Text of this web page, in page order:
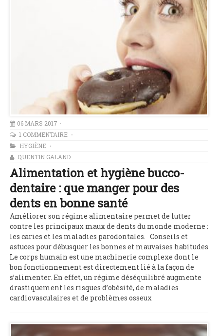
06 MARS 2017
1 COMMENTAIRE
HYGIÈNE
QUENTIN GALAND
Alimentation et hygiène bucco-
dentaire : que manger pour des
dents en bonne santé
Améliorer son régime alimentaire permet de lutter
contre les principaux maux de dents du monde moderne :
les caries et les maladies parodontales. Conseils et
astuces pour débusquer les bonnes et mauvaises habitudes
Le corps humain est une machinerie complexe dont le
bon fonctionnement est directement lié à la façon de
s’alimenter. En effet, un régime déséquilibré augmente
drastiquement les risques d’obésité, de maladies
cardiovasculaires et de problèmes osseux